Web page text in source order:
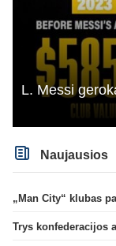
L. Messi
Naujausios
Trys konfederacijos